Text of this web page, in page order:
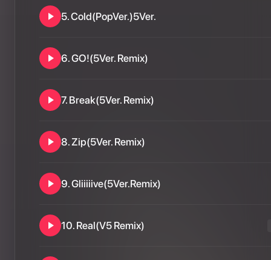
5.Cold(PopVer.)5Ver.
6.GO!(5Ver. Remix)
7. Break(5Ver. Remix)
8.Zip(5Ver. Remix)
9.Gliiiiive(5Ver.Remix)
10. Real(V5 Remix)